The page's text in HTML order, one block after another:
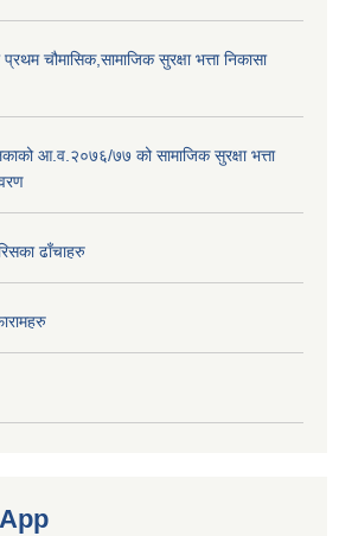
चौमासिक,सामाजिक सुरक्षा भत्ता निकासा
आ.व.२०७६/७७ को सामाजिक सुरक्षा भत्ता
ढाँचाहरु
App